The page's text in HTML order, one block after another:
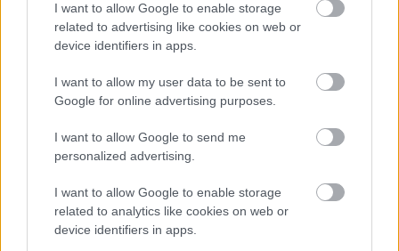
I want to allow Google to enable storage
related to advertising like cookies on web or
device identifiers in apps.
I want to allow my user data to be sent to
Google for online advertising purposes.
I want to allow Google to send me
personalized advertising.
I want to allow Google to enable storage
related to analytics like cookies on web or
device identifiers in apps.
Farmerújrahasznosító kisokos
Ősziesítsük-téliesítsük együtt a női
válltáskánkat!